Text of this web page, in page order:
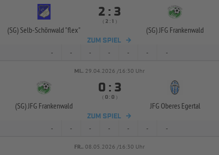
(SG) Selb-Schönwald "flex"
 : 
(  :  )
(SG) JFG Frankenwald
ZUM SPIEL
- - - - - - -
MI.. 29.04.2026 /16:30 Uhr
(SG) JFG Frankenwald
 : 
( :  )
JFG Oberes Egertal
ZUM SPIEL
- - - - - - -
FR.. 08.05.2026 /16:30 Uhr